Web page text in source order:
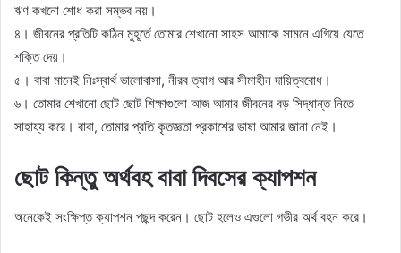
ঋণ কখনো শোধ করা সম্ভব নয়।
৪। জীবনের প্রতিটি কঠিন মুহূর্তে তোমার শেখানো সাহস আমাকে সামনে এগিয়ে যেতে
শক্তি দেয়।
৫। বাবা মানেই নিঃস্বার্থ ভালোবাসা, নীরব ত্যাগ আর সীমাহীন দায়িত্ববোধ।
৬। তোমার শেখানো ছোট ছোট শিক্ষাগুলো আজ আমার জীবনের বড় সিদ্ধান্ত নিতে
সাহায্য করে। বাবা, তোমার প্রতি কৃতজ্ঞতা প্রকাশের ভাষা আমার জানা নেই।
ছোট কিন্তু অর্থবহ বাবা দিবসের ক্যাপশন
অনেকেই সংক্ষিপ্ত ক্যাপশন পছন্দ করেন। ছোট হলেও এগুলো গভীর অর্থ বহন করে।